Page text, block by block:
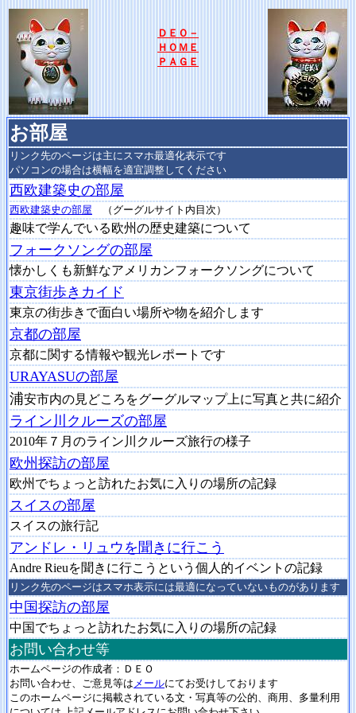
ＤＥＯ－
ＨＯＭＥ
ＰＡＧＥ
お部屋
リンク先のページは主にスマホ最適化表示です
パソコンの場合は横幅を適宜調整してください
西欧建築史の部屋
西欧建築史の部屋 （グーグルサイト内目次）
趣味で学んでいる欧州の歴史建築について
フォークソングの部屋
懐かしくも新鮮なアメリカンフォークソングについて
東京街歩きカイド
東京の街歩きで面白い場所や物を紹介します
京都の部屋
京都に関する情報や観光レポートです
URAYASUの部屋
浦安市内の見どころをグーグルマップ上に写真と共に紹介
ライン川クルーズの部屋
2010年７月のライン川クルーズ旅行の様子
欧州探訪の部屋
欧州でちょっと訪れたお気に入りの場所の記録
スイスの部屋
スイスの旅行記
アンドレ・リュウを聞きに行こう
Andre Rieuを聞きに行こうという個人的イベントの記録
リンク先のページはスマホ表示には最適になっていないものがあります
中国探訪の部屋
中国でちょっと訪れたお気に入りの場所の記録
お問い合わせ等
ホームページの作成者：ＤＥＯ
お問い合わせ、ご意見等は メールにてお受けしております
このホームページに掲載されている文・写真等の公的、商用、多量利用